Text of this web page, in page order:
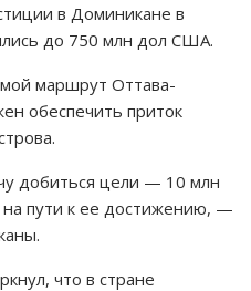
в Доминикане в
до 750 млн дол США.
маршрут Оттава-
обеспечить приток
добиться цели — 10 млн
на пути к ее достижению, —
что в стране